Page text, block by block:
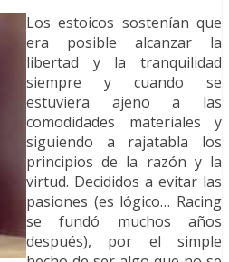
Los estoicos sostenían que
era posible alcanzar la
libertad y la tranquilidad
siempre y cuando se
estuviera ajeno a las
comodidades materiales y
siguiendo a rajatabla los
principios de la razón y la
virtud. Decididos a evitar las
pasiones (es lógico… Racing
se fundó muchos años
después), por el simple